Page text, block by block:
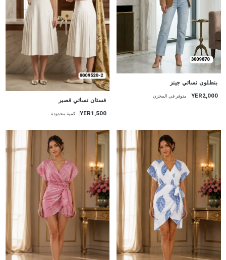
جديد
بنطلون نسائي جينز
YER2,000 متوفر في المخزن
فستان نسائي قصير
YER1,500 كمية محدودة